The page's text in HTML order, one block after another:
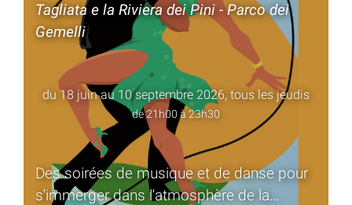
Tagliata e la Riviera dei Pini - Parco dei
Gemelli
du 18 juin au 10 septembre 2026, tous les jeudis
de 21h00 à 23h30
Des soirées de musique et de danse pour
s'immerger dans l'atmosphère de la